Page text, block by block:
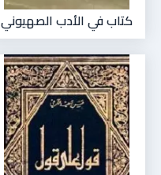
كتاب في الأدب الصهيوني